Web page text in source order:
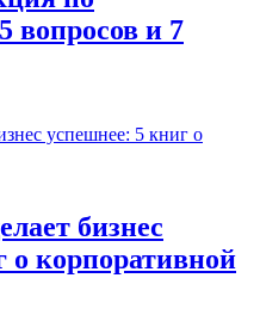
вопросов и 7
бизнес
о корпоративной